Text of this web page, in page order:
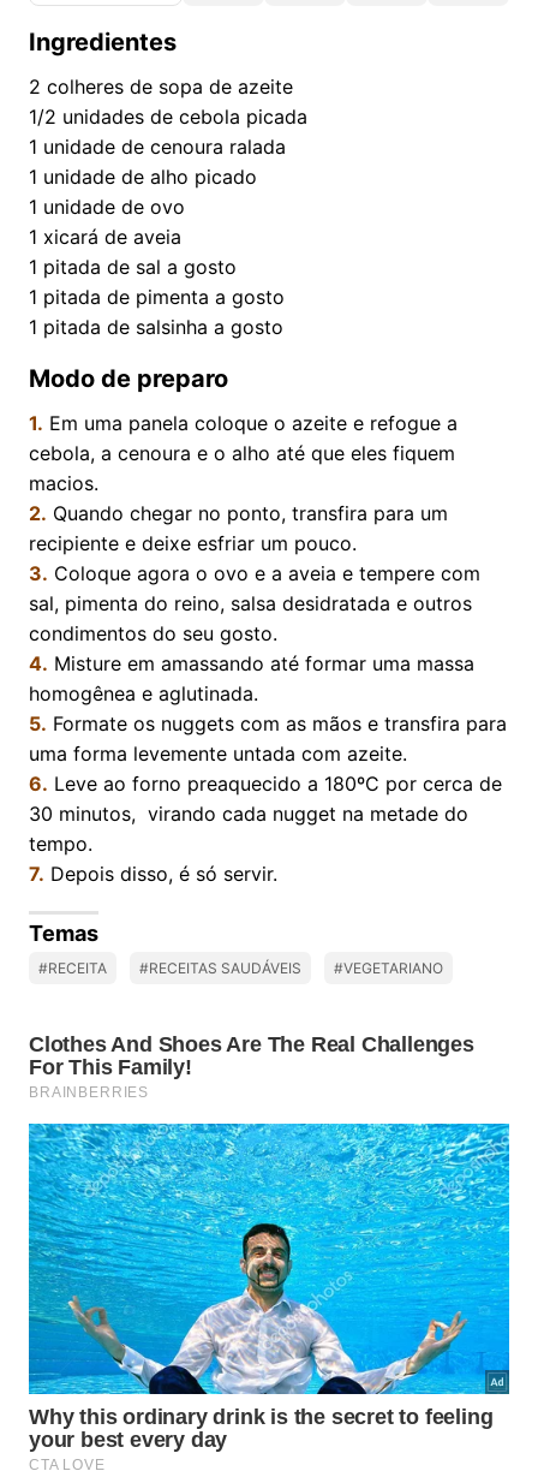
Ingredientes
2 colheres de sopa de azeite
1/2 unidades de cebola picada
1 unidade de cenoura ralada
1 unidade de alho picado
1 unidade de ovo
1 xicará de aveia
1 pitada de sal a gosto
1 pitada de pimenta a gosto
1 pitada de salsinha a gosto
Modo de preparo
1. Em uma panela coloque o azeite e refogue a
cebola, a cenoura e o alho até que eles fiquem
macios.
2. Quando chegar no ponto, transfira para um
recipiente e deixe esfriar um pouco.
3. Coloque agora o ovo e a aveia e tempere com
sal, pimenta do reino, salsa desidratada e outros
condimentos do seu gosto.
4. Misture em amassando até formar uma massa
homogênea e aglutinada.
5. Formate os nuggets com as mãos e transfira para
uma forma levemente untada com azeite.
6. Leve ao forno preaquecido a 180ºC por cerca de
30 minutos, virando cada nugget na metade do
tempo.
7. Depois disso, é só servir.
Temas
#RECEITA #RECEITAS SAUDÁVEIS #VEGETARIANO